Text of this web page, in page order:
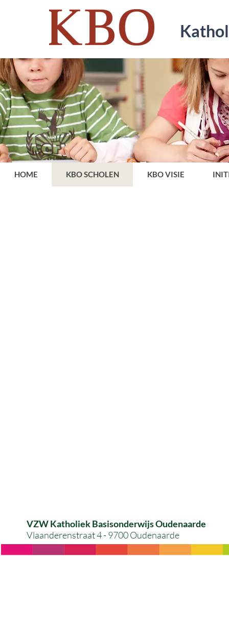
HOME KBO SCHOLEN KBO VISIE
VZW Katholiek Basisonderwijs Oudenaarde
Vlaanderenstraat 4 - 9700 Oudenaarde